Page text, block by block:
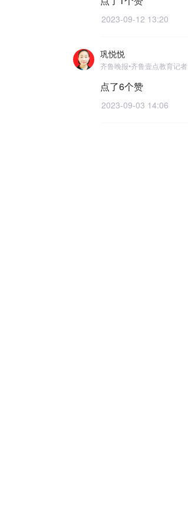
2023-09-12 13:20
巩悦悦
齐鲁晚报•齐鲁壹点教育记者
点了6个赞
2023-09-03 14:06